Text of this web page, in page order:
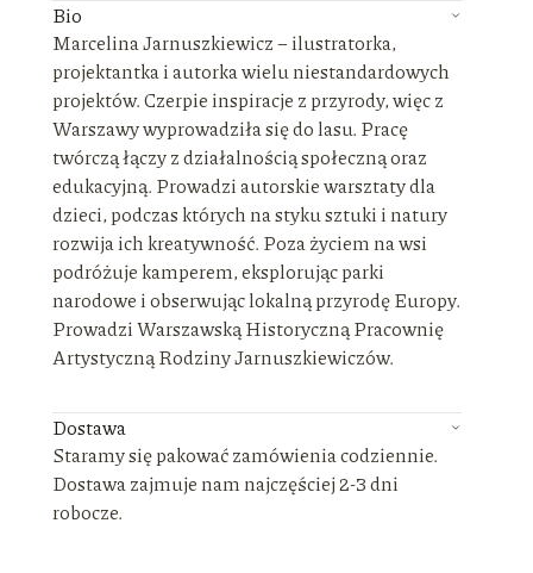
Bio
Marcelina Jarnuszkiewicz – ilustratorka,
projektantka i autorka wielu niestandardowych
projektów. Czerpie inspiracje z przyrody, więc z
Warszawy wyprowadziła się do lasu. Pracę
twórczą łączy z działalnością społeczną oraz
edukacyjną. Prowadzi autorskie warsztaty dla
dzieci, podczas których na styku sztuki i natury
rozwija ich kreatywność. Poza życiem na wsi
podróżuje kamperem, eksplorując parki
narodowe i obserwując lokalną przyrodę Europy.
Prowadzi Warszawską Historyczną Pracownię
Artystyczną Rodziny Jarnuszkiewiczów.
Dostawa
Staramy się pakować zamówienia codziennie.
Dostawa zajmuje nam najczęściej 2-3 dni
robocze.